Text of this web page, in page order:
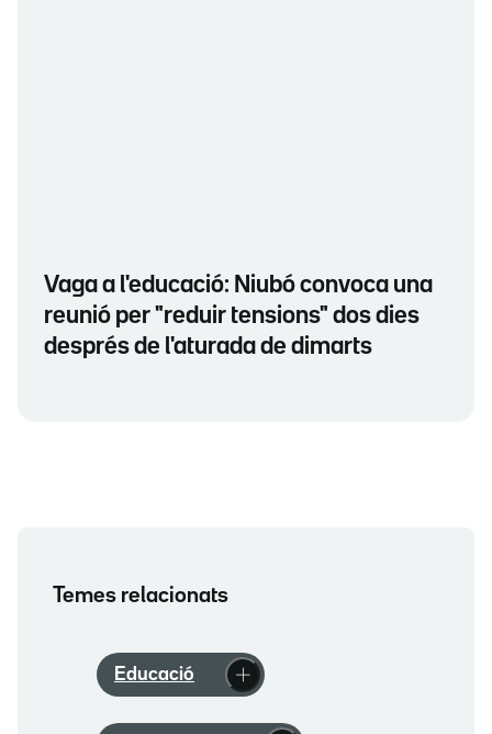
Vaga a l'educació: Niubó convoca una
reunió per "reduir tensions" dos dies
després de l'aturada de dimarts
Temes relacionats
Educació